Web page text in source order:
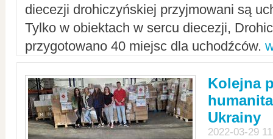
diecezji drohiczyńskiej przyjmowani są
Tylko w obiektach w sercu diecezji,
przygotowano 40 miejsc dla uchodźców.
Kolejna
Ukrainy
2022-03-29